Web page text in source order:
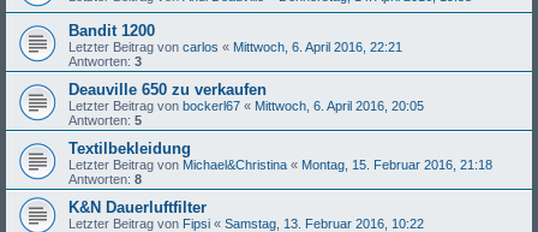
Bandit 1200
Letzter Beitrag von carlos « Mittwoch, 6. April 2016, 22:21
Antworten: 3
Deauville 650 zu verkaufen
Letzter Beitrag von bockerl67 « Mittwoch, 6. April 2016, 20:05
Antworten: 5
Textilbekleidung
Letzter Beitrag von Michael&Christina « Montag, 15. Februar 2016, 21:18
Antworten: 8
K&N Dauerluftfilter
Letzter Beitrag von Fipsi « Samstag, 13. Februar 2016, 10:22